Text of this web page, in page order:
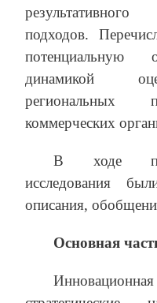
подходов.
динамикой
региональных
коммерческих
В ходе
исследования
описания,
Основная